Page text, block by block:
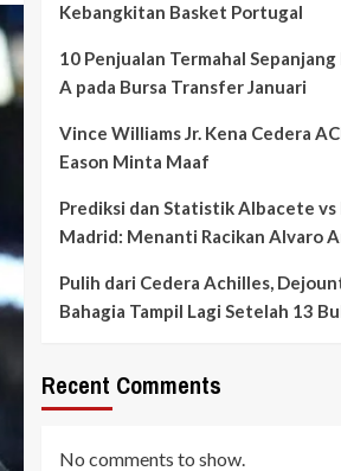
Kebangkitan Basket Portugal
10 Penjualan Termahal Sepanjang
A pada Bursa Transfer Januari
Vince Williams Jr. Kena Cedera
Eason Minta Maaf
Prediksi dan Statistik Albacete vs
Madrid: Menanti Racikan Alvaro
Pulih dari Cedera Achilles,
Bahagia Tampil Lagi Setelah 13
Recent Comments
No comments to show.